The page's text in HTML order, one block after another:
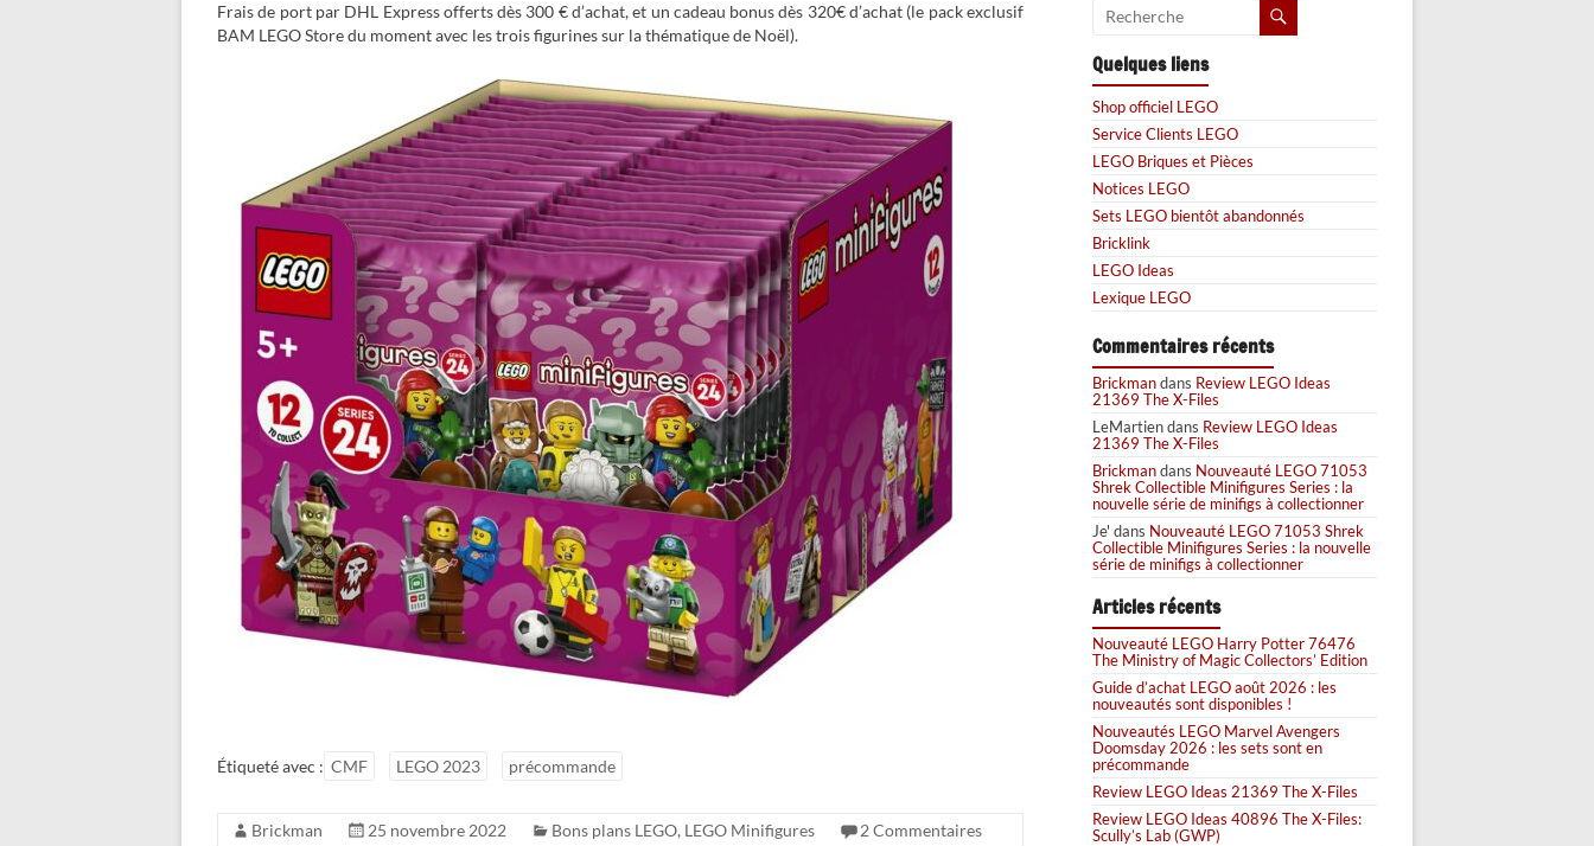
Frais de port par DHL Express offerts dès 300 € d’achat, et un cadeau bonus dès 320€ d’achat (le pack exclusif
BAM LEGO Store du moment avec les trois figurines sur la thématique de Noël).
Étiqueté avec : CMF LEGO 2023 précommande
Brickman 25 novembre 2022 Bons plans LEGO, LEGO Minifigures 2 Commentaires
Quelques liens
Shop officiel LEGO
Service Clients LEGO
LEGO Briques et Pièces
Notices LEGO
Sets LEGO bientôt abandonnés
Bricklink
LEGO Ideas
Lexique LEGO
Commentaires récents
Brickmandans Review LEGO Ideas
21369 The X-Files
LeMartiendans Review LEGO Ideas
21369 The X-Files
Brickmandans Nouveauté LEGO 71053
Shrek Collectible Minifigures Series : la
nouvelle série de minifigs à collectionner
Je' dans Nouveauté LEGO 71053 Shrek
Collectible Minifigures Series : la nouvelle
série de minifigs à collectionner
Articles récents
Nouveauté LEGO Harry Potter 76476
The Ministry of Magic Collectors’ Edition
Guide d’achat LEGO août 2026 : les
nouveautés sont disponibles !
Nouveautés LEGO Marvel Avengers
Doomsday 2026 : les sets sont en
précommande
Review LEGO Ideas 21369 The X-Files
Review LEGO Ideas 40896 The X-Files:
Scully’s Lab (GWP)